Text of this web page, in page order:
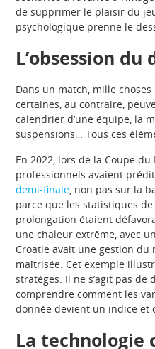
de supprimer le plaisir du
psychologique prenne le
L’obsession du
Dans un match, mille
certaines, au contraire,
calendrier d’une équipe, la
suspensions… Tous ces
En 2022, lors de la Coupe
professionnels avaient prédit
demi-finale, non pas sur la
parce que les statistiques
prolongation étaient
une chaleur extrême, avec
Croatie avait une gestion du
maîtrisée. Cet exemple
stratèges. Il ne s’agit pas de
comprendre comment les
donnée devient un indice et
La technologie